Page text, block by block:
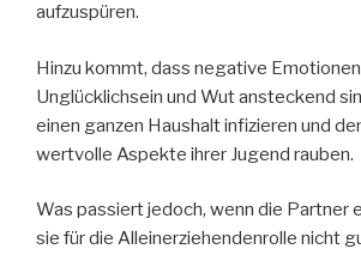
aufzuspüren.
Hinzu kommt, dass negative
Unglücklichsein und Wut ansteckend
einen ganzen Haushalt infizieren und
wertvolle Aspekte ihrer Jugend rauben.
Was passiert jedoch, wenn die Partner
sie für die Alleinerziehendenrolle nicht